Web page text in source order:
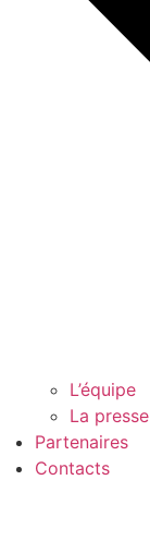
L’équipe
La presse
Partenaires
Contacts